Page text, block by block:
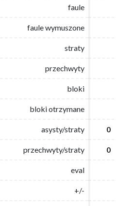
faule
faule wymuszone
straty
przechwyty
bloki
bloki otrzymane
asysty/straty 0
przechwyty/straty 0
eval
+/-
faule
faule wymuszone
straty
przechwyty
bloki
bloki otrzymane
asysty/straty 0
przechwyty/straty 0
eval
+/-